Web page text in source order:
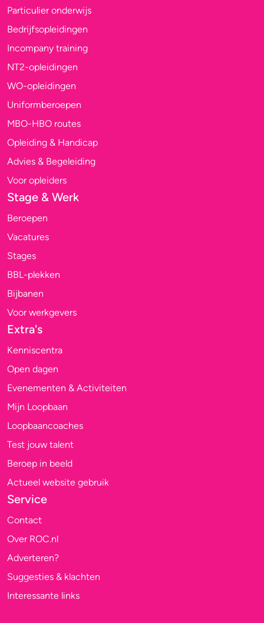
Particulier onderwijs
Bedrijfsopleidingen
Incompany training
NT2-opleidingen
WO-opleidingen
Uniformberoepen
MBO-HBO routes
Opleiding & Handicap
Advies & Begeleiding
Voor opleiders
Stage & Werk
Beroepen
Vacatures
Stages
BBL-plekken
Bijbanen
Voor werkgevers
Extra's
Kenniscentra
Open dagen
Evenementen & Activiteiten
Mijn Loopbaan
Loopbaancoaches
Test jouw talent
Beroep in beeld
Actueel website gebruik
Service
Contact
Over ROC.nl
Adverteren?
Suggesties & klachten
Interessante links